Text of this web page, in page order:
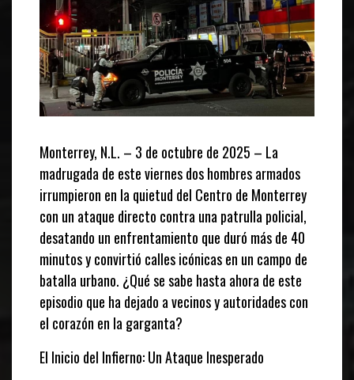
Monterrey, N.L. – 3 de octubre de 2025 – La
madrugada de este viernes dos hombres armados
irrumpieron en la quietud del Centro de Monterrey
con un ataque directo contra una patrulla policial,
desatando un enfrentamiento que duró más de 40
minutos y convirtió calles icónicas en un campo de
batalla urbano. ¿Qué se sabe hasta ahora de este
episodio que ha dejado a vecinos y autoridades con
el corazón en la garganta?
El Inicio del Infierno: Un Ataque Inesperado